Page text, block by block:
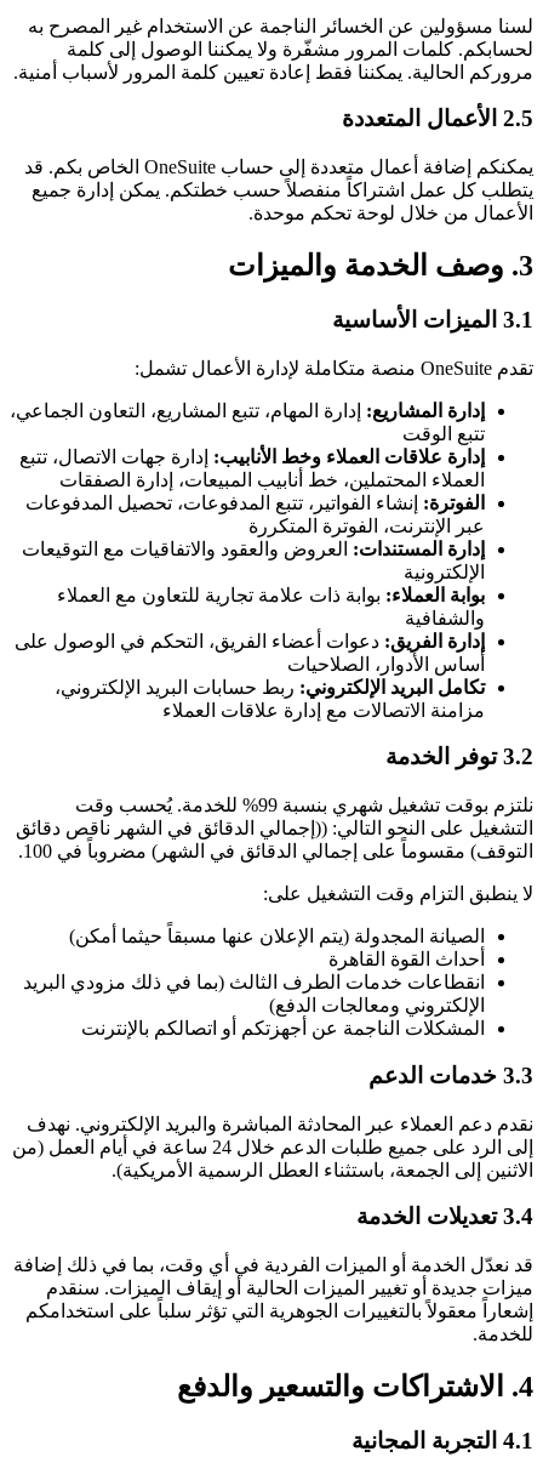
لسنا مسؤولين عن الخسائر الناجمة عن الاستخدام غير المصرح به
لحسابكم. كلمات المرور مشفّرة ولا يمكننا الوصول إلى كلمة
مروركم الحالية. يمكننا فقط إعادة تعيين كلمة المرور لأسباب أمنية.
2.5 الأعمال المتعددة
يمكنكم إضافة أعمال متعددة إلى حساب OneSuite الخاص بكم. قد
يتطلب كل عمل اشتراكاً منفصلاً حسب خطتكم. يمكن إدارة جميع
الأعمال من خلال لوحة تحكم موحدة.
3. وصف الخدمة والميزات
3.1 الميزات الأساسية
تقدم OneSuite منصة متكاملة لإدارة الأعمال تشمل:
إدارة المشاريع: إدارة المهام، تتبع المشاريع، التعاون الجماعي،
تتبع الوقت
إدارة علاقات العملاء وخط الأنابيب: إدارة جهات الاتصال، تتبع
العملاء المحتملين، خط أنابيب المبيعات، إدارة الصفقات
الفوترة: إنشاء الفواتير، تتبع المدفوعات، تحصيل المدفوعات
عبر الإنترنت، الفوترة المتكررة
إدارة المستندات: العروض والعقود والاتفاقيات مع التوقيعات
الإلكترونية
بوابة العملاء: بوابة ذات علامة تجارية للتعاون مع العملاء
والشفافية
إدارة الفريق: دعوات أعضاء الفريق، التحكم في الوصول على
أساس الأدوار، الصلاحيات
تكامل البريد الإلكتروني: ربط حسابات البريد الإلكتروني،
مزامنة الاتصالات مع إدارة علاقات العملاء
3.2 توفر الخدمة
نلتزم بوقت تشغيل شهري بنسبة 99% للخدمة. يُحسب وقت
التشغيل على النحو التالي: ((إجمالي الدقائق في الشهر ناقص دقائق
التوقف) مقسوماً على إجمالي الدقائق في الشهر) مضروباً في 100.
لا ينطبق التزام وقت التشغيل على:
الصيانة المجدولة (يتم الإعلان عنها مسبقاً حيثما أمكن)
أحداث القوة القاهرة
انقطاعات خدمات الطرف الثالث (بما في ذلك مزودي البريد
الإلكتروني ومعالجات الدفع)
المشكلات الناجمة عن أجهزتكم أو اتصالكم بالإنترنت
3.3 خدمات الدعم
نقدم دعم العملاء عبر المحادثة المباشرة والبريد الإلكتروني. نهدف
إلى الرد على جميع طلبات الدعم خلال 24 ساعة في أيام العمل (من
الاثنين إلى الجمعة، باستثناء العطل الرسمية الأمريكية).
3.4 تعديلات الخدمة
قد نعدّل الخدمة أو الميزات الفردية في أي وقت، بما في ذلك إضافة
ميزات جديدة أو تغيير الميزات الحالية أو إيقاف الميزات. سنقدم
إشعاراً معقولاً بالتغييرات الجوهرية التي تؤثر سلباً على استخدامكم
للخدمة.
4. الاشتراكات والتسعير والدفع
4.1 التجربة المجانية